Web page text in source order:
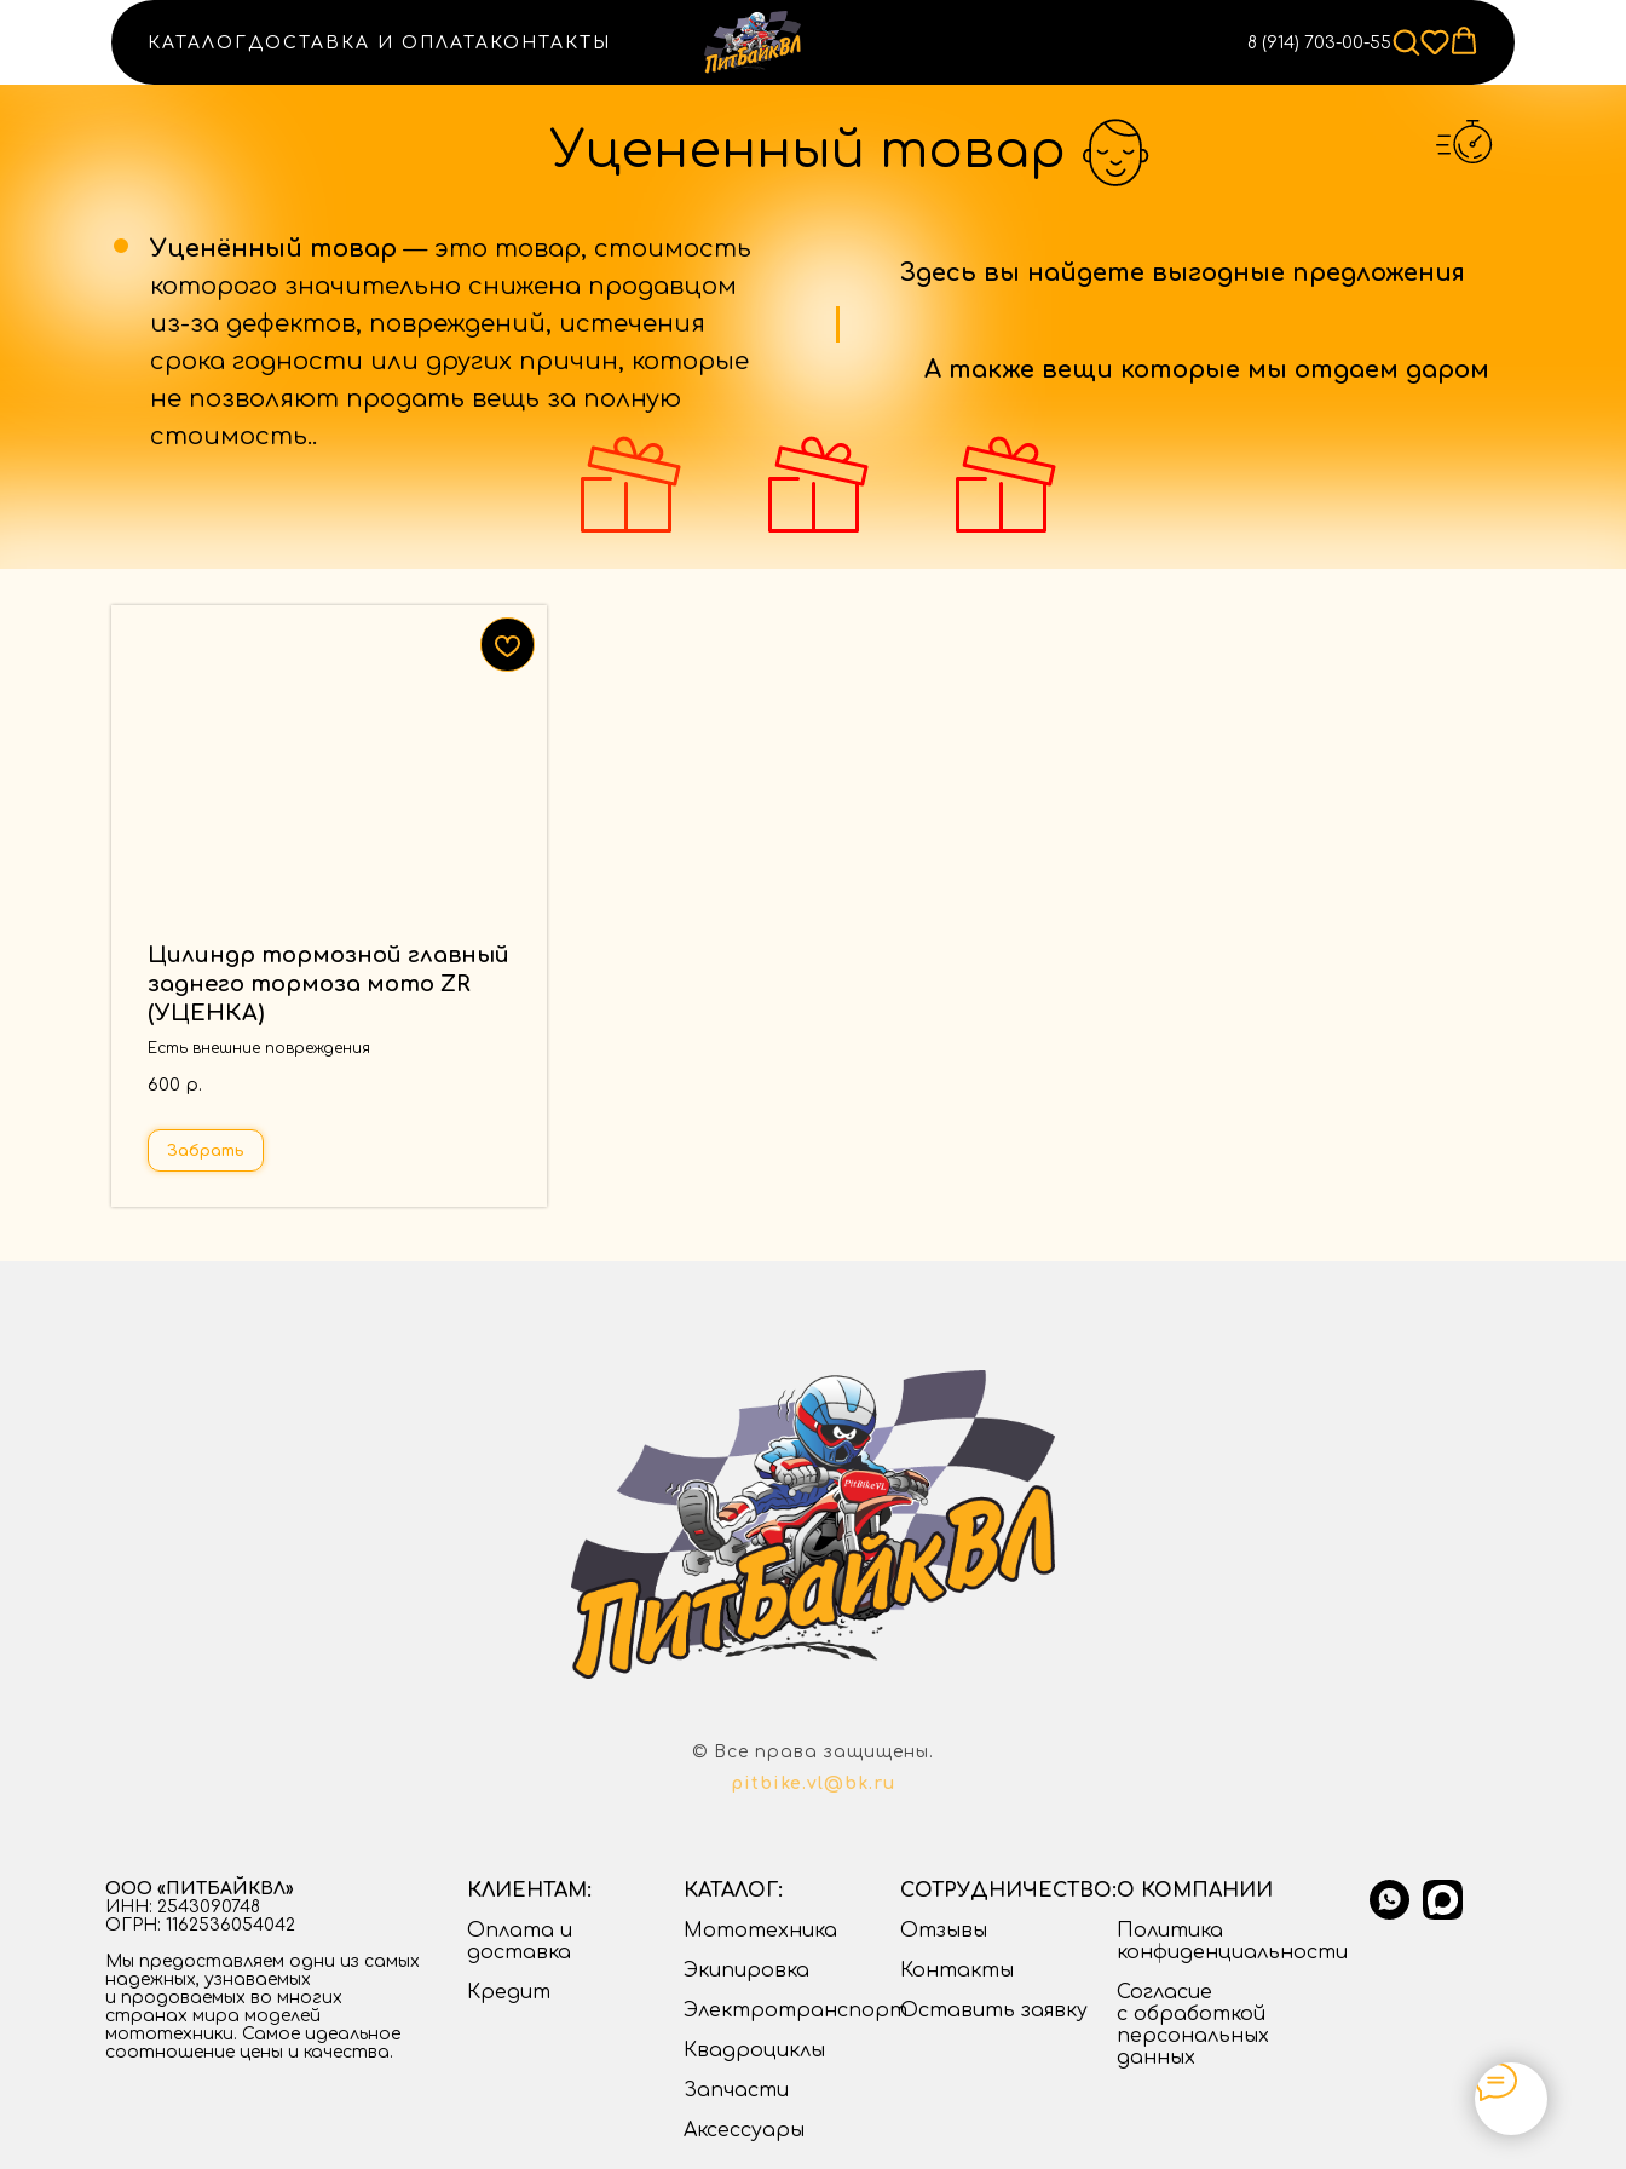
КАТАЛОГ ДОСТАВКА И ОПЛАТА КОНТАКТЫ 8 (914) 703-00-55
Уценённый товар— это товар, стоимость
которого значительно снижена продавцом
из-за дефектов, повреждений, истечения
срока годности или других причин, которые
не позволяют продать вещь за полную
стоимость..
Здесь вы найдете выгодные предложения
А также вещи которые мы отдаем даром
Уцененный товар
Цилиндр тормозной главный
заднего тормоза мото ZR
(УЦЕНКА)
Есть внешние повреждения
600 р.
Забрать
© Все права защищены.
pitbike.vl@bk.ru
ООО «ПИТБАЙКВЛ»
ИНН: 2543090748
ОГРН: 1162536054042
Мы предоставляем одни из самых
надежных, узнаваемых
и продоваемых во многих
странах мира моделей
мототехники. Самое идеальное
соотношение цены и качества.
КЛИЕНТАМ:
Оплата и
доставка
Кредит
КАТАЛОГ:
Мототехника
Экипировка
Электротранспорт
Квадроциклы
Запчасти
Аксессуары
СОТРУДНИЧЕСТВО:
Отзывы
Контакты
Оставить заявку
О КОМПАНИИ
Политика
конфиденциальности
Согласие
с обработкой
персональных
данных